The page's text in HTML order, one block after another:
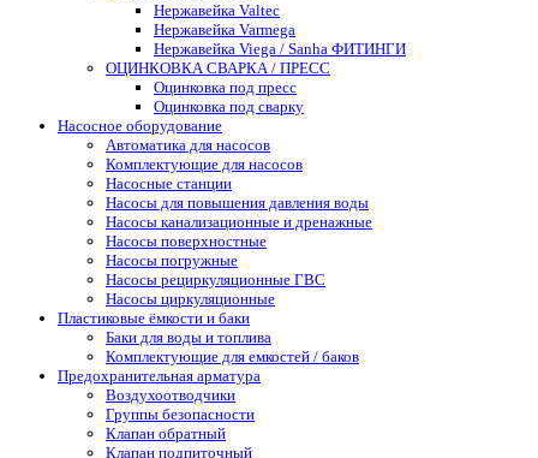
Нержавейка Valtec
Нержавейка Varmega
Нержавейка Viega / Sanha ФИТИНГИ
ОЦИНКОВКА СВАРКА / ПРЕСС
Оцинковка под пресс
Оцинковка под сварку
Насосное оборудование
Автоматика для насосов
Комплектующие для насосов
Насосные станции
Насосы для повышения давления воды
Насосы канализационные и дренажные
Насосы поверхностные
Насосы погружные
Насосы рециркуляционные ГВС
Насосы циркуляционные
Пластиковые ёмкости и баки
Баки для воды и топлива
Комплектующие для емкостей / баков
Предохранительная арматура
Воздухоотводчики
Группы безопасности
Клапан обратный
Клапан подпиточный